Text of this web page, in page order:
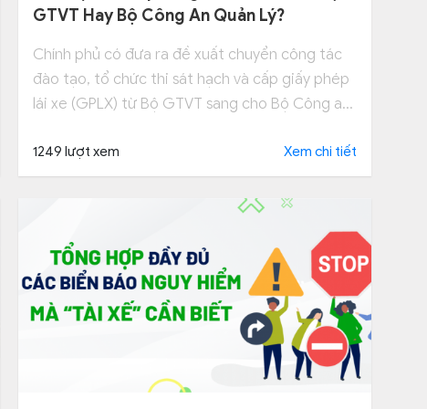
GTVT Hay Bộ Công An Quản Lý?
Chính phủ có đưa ra đề xuất chuyển công tác
đào tạo, tổ chức thi sát hạch và cấp giấy phép
lái xe (GPLX) từ Bộ GTVT sang cho Bộ Công an.
1249 lượt xem Xem chi tiết